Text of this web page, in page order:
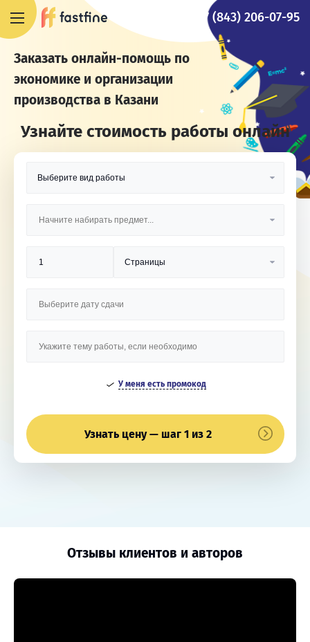
+7 (843) 206-07-95
Заказать онлайн-помощь по
экономике и организации
производства в Казани
Узнайте стоимость работы онлайн
У меня есть промокод
Узнать цену — шаг 1 из 2
Отзывы клиентов и авторов